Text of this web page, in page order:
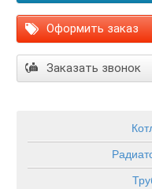
Оформить заказ
Заказать звонок